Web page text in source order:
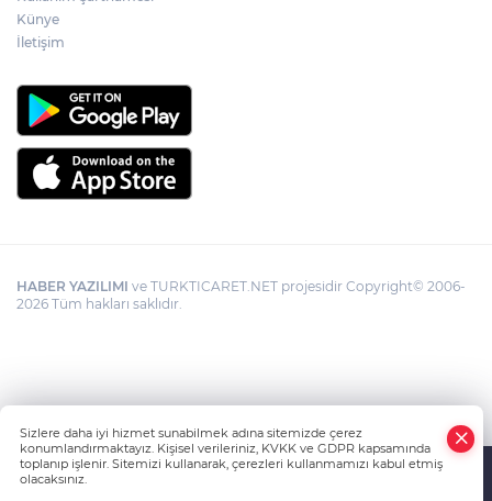
Künye
İletişim
HABER YAZILIMI ve TURKTICARET.NET projesidir Copyright© 2006-
2026 Tüm hakları saklıdır.
Sizlere daha iyi hizmet sunabilmek adına sitemizde çerez
konumlandırmaktayız. Kişisel verileriniz, KVKK ve GDPR kapsamında
toplanıp işlenir. Sitemizi kullanarak, çerezleri kullanmamızı kabul etmiş
olacaksınız.